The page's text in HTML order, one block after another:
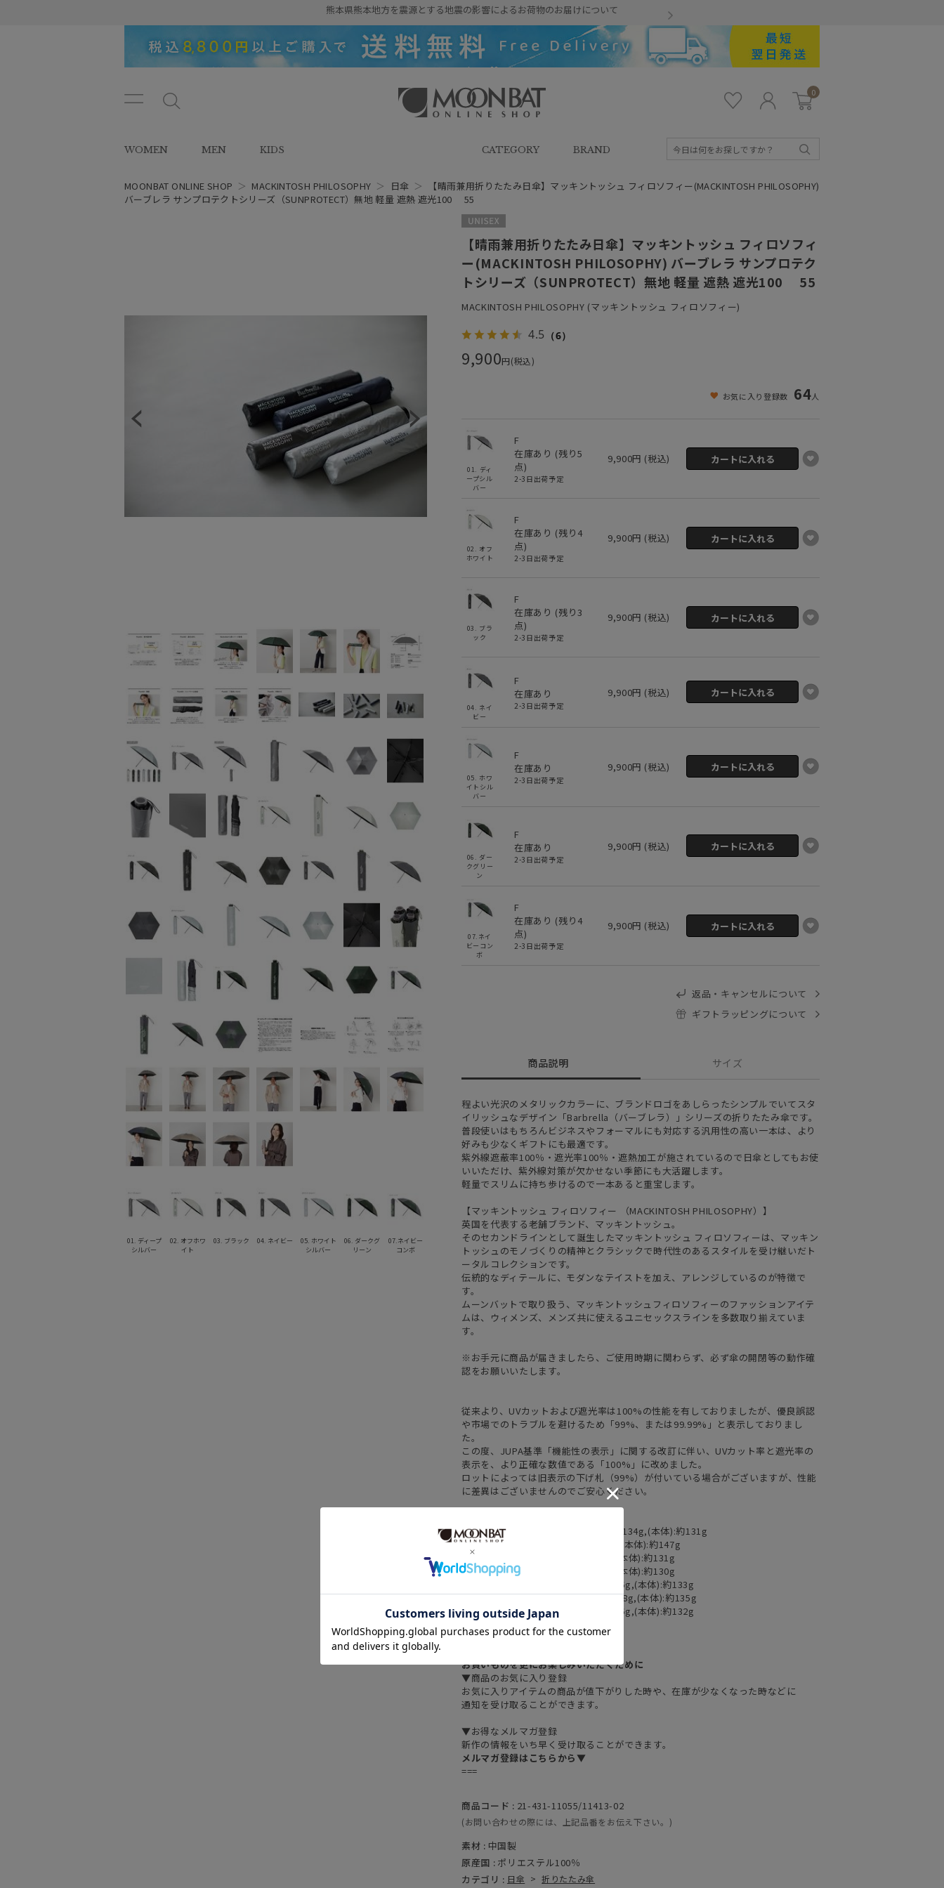
熊本県熊本地方を震源とする地震の影響によるお荷物のお届けについて
ン
ュ
ー
タ
ン
SHOP（ムーンバットオンラインシ
イ
ン
0
WOMEN MEN KIDS CATEGORY BRAND
MOONBAT ONLINE SHOP ＞ MACKINTOSH PHILOSOPHY ＞ 日傘 ＞
【晴雨兼用折りたたみ日傘】マッキントッシュ フィロソフィー(MACKINTOSH PHILOSOPHY)
バーブレラ サンプロテクトシリーズ（SUNPROTECT）無地 軽量 遮熱 遮光100 55
01. ディープ
シルバー
02. オフホワ
イト
03. ブラック 04. ネイビー
05. ホワイト
シルバー
06. ダークグ
リーン
07.ネイビー
コンボ
【晴雨兼用折りたたみ日傘】マッキントッシュ フィロソフィ
ー(MACKINTOSH PHILOSOPHY) バーブレラ サンプロテク
トシリーズ（SUNPROTECT）無地 軽量 遮熱 遮光100 55
MACKINTOSH PHILOSOPHY (マッキントッシュ フィロソフィー)
4.5 （6）
9,900円(税込)
お気に入り登録数 64人
01. ディ
ープシル
バー
F
在庫あり (残り5
点)
2-3日出荷予定
9,900円 (税込)
02. オフ
ホワイト
F
在庫あり (残り 4
点)
2-3日出荷予定
9,900円 (税込)
03. ブラ
ック
F
在庫あり (残り3
点)
2-3日出荷予定
9,900円 (税込)
04. ネイ
ビー
F
在庫あり
2-3日出荷予定
9,900円 (税込)
05. ホワ
イトシル
バー
F
在庫あり
2-3日出荷予定
9,900円 (税込)
06. ダー
クグリー
ン
F
在庫あり
2-3日出荷予定
9,900円 (税込)
07.ネイ
ビーコン
ボ
F
在庫あり (残り 4
点)
2-3日出荷予定
9,900円 (税込)
返品・キャンセルについて
ギフトラッピングについて
商品説明 サイズ
程よい光沢のメタリックカラーに、ブランドロゴをあしらったシンプルでいてスタ
イリッシュなデザイン「Barbrella（バーブレラ）」シリーズの折りたたみ傘です。
普段使いはもちろんビジネスやフォーマルにも対応する汎用性の高い一本は、より
好みも少なくギフトにも最適です。
紫外線遮蔽率100％・遮光率100％・遮熱加工が施されているので日傘としてもお使
いいただけ、紫外線対策が欠かせない季節にも大活躍します。
軽量でスリムに持ち歩けるので一本あると重宝します。
【マッキントッシュ フィロソフィー （MACKINTOSH PHILOSOPHY）】
英国を代表する老舗ブランド、マッキントッシュ。
そのセカンドラインとして誕生したマッキントッシュ フィロソフィーは、マッキン
トッシュのモノづくりの精神とクラシックで時代性のあるスタイルを受け継いだト
ータルコレクションです。
伝統的なディテールに、モダンなテイストを加え、アレンジしているのが特徴で
す。
ムーンバットで取り扱う、マッキントッシュフィロソフィーのファッションアイテ
ムは、ウィメンズ、メンズ共に使えるユニセックスラインを多数取り揃えていま
す。
※お手元に商品が届きましたら、ご使用時期に関わらず、必ず傘の開閉等の動作確
認をお願いいたします。
従来より、UVカットおよび遮光率は100%の性能を有しておりましたが、優良誤認
や市場でのトラブルを避けるため「99%、または99.99%」と表示しておりまし
た。
この度、JUPA基準「機能性の表示」に関する改訂に伴い、UVカット率と遮光率の
表示を、より正確な数値である「100%」に改めました。
ロットによっては旧表示の下げ札（99%）が付いている場合がございますが、性能
に差異はございませんのでご安心ください。
01. ﾃﾞｨｰﾌﾟｼﾙﾊﾞｰ：重量(傘袋込み):約134g,(本体):約131g
02. ｵﾌﾎﾜｲﾄ：重量(傘袋込み):約152g,(本体):約147g
03. ﾌﾞﾗｯｸ：重量(傘袋込み):約134g,(本体):約131g
04. ﾈｲﾋﾞｰ：重量(傘袋込み):約133g,(本体):約130g
05.ﾎﾜｲﾄｼﾙﾊﾞｰ：重量(傘袋込み):約136g,(本体):約133g
06. ﾀﾞｰｸｸﾞﾘｰﾝ：重量(傘袋込み):約138g,(本体):約135g
07.ﾈｲﾋﾞｰｺﾝﾎﾞ：重量(傘袋込み):約136g,(本体):約132g
===
お買いものを更にお楽しみいただくために
▼商品のお気に入り登録
お気に入りアイテムの商品が値下がりした時や、在庫が少なくなった時などに
通知を受け取ることができます。
▼お得なメルマガ登録
新作の情報をいち早く受け取ることができます。
メルマガ登録はこちらから▼
===
商品コード : 21-431-11055/11413-02
(お問い合わせの際には、上記品番をお伝え下さい。)
素材 : 中国製
原産国 : ポリエステル100％
カテゴリ : 日傘 > 折りたたみ傘